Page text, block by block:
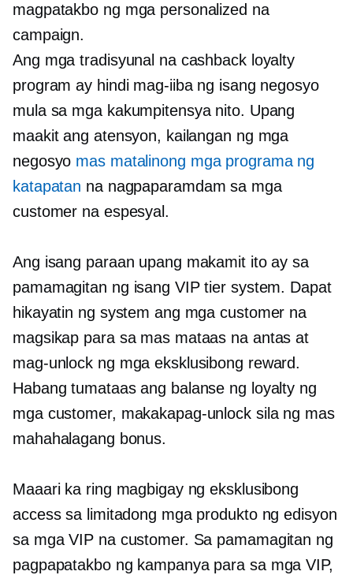
magpatakbo ng mga personalized na
campaign.
Ang mga tradisyunal na cashback loyalty
program ay hindi mag-iiba ng isang negosyo
mula sa mga kakumpitensya nito. Upang
maakit ang atensyon, kailangan ng mga
negosyo mas matalinong mga programa ng
katapatan na nagpaparamdam sa mga
customer na espesyal.
Ang isang paraan upang makamit ito ay sa
pamamagitan ng isang VIP tier system. Dapat
hikayatin ng system ang mga customer na
magsikap para sa mas mataas na antas at
mag-unlock ng mga eksklusibong reward.
Habang tumataas ang balanse ng loyalty ng
mga customer, makakapag-unlock sila ng mas
mahahalagang bonus.
Maaari ka ring magbigay ng eksklusibong
access sa limitadong mga produkto ng edisyon
sa mga VIP na customer. Sa pamamagitan ng
pagpapatakbo ng kampanya para sa mga VIP,